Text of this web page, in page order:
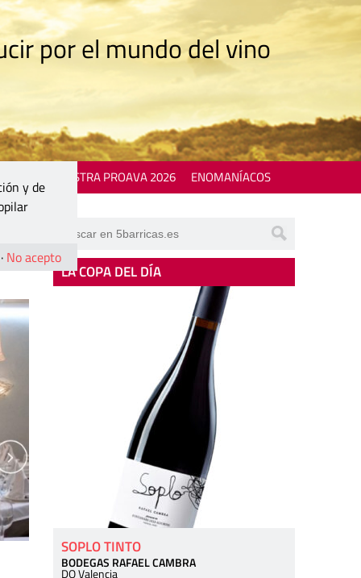
por el mundo del vino
MOSTRA PROAVA 2026 ENOMANÍACOS
LA COPA DEL DÍA
SOPLO TINTO
BODEGAS RAFAEL CAMBRA
DO Valencia
y de
No acepto